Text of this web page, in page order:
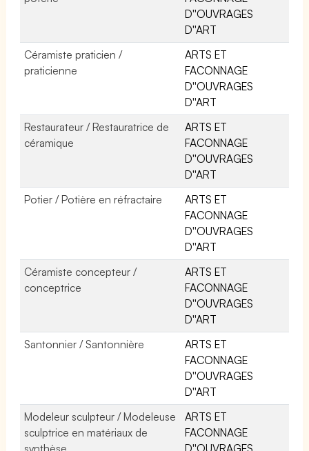
D''OUVRAGES
D''ART
Céramiste praticien /
praticienne
ARTS ET
FACONNAGE
D''OUVRAGES
D''ART
Restaurateur / Restauratrice de
céramique
ARTS ET
FACONNAGE
D''OUVRAGES
D''ART
Potier / Potière en réfractaire
ARTS ET
FACONNAGE
D''OUVRAGES
D''ART
Céramiste concepteur /
conceptrice
ARTS ET
FACONNAGE
D''OUVRAGES
D''ART
Santonnier / Santonnière
ARTS ET
FACONNAGE
D''OUVRAGES
D''ART
Modeleur sculpteur / Modeleuse
sculptrice en matériaux de
synthèse
ARTS ET
FACONNAGE
D''OUVRAGES